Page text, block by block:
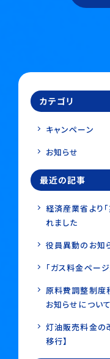
カテゴリ
キャンペーン
お知らせ
最近の記事
経済産業省より
れました
役員異動のお知
「ガス料金ペー
原料費調整制度
お知らせについて
灯油販売料金の
移行】